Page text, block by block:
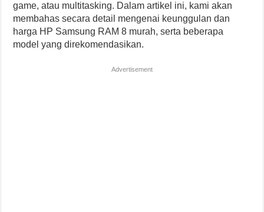
game, atau multitasking. Dalam artikel ini, kami akan
membahas secara detail mengenai keunggulan dan
harga HP Samsung RAM 8 murah, serta beberapa
model yang direkomendasikan.
Advertisement